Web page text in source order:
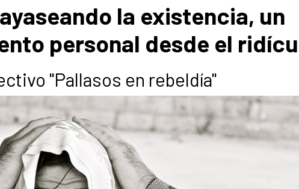
la existencia, un
personal desde el
"Pallasos en rebeldía"